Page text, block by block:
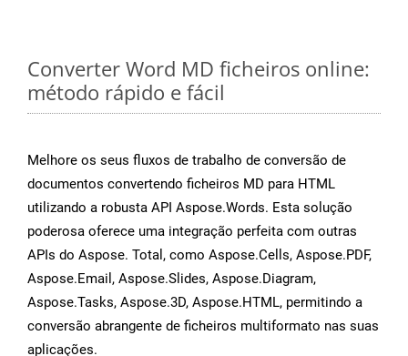
Converter Word MD ficheiros online:
método rápido e fácil
Melhore os seus fluxos de trabalho de conversão de
documentos convertendo ficheiros MD para HTML
utilizando a robusta API Aspose.Words. Esta solução
poderosa oferece uma integração perfeita com outras
APIs do Aspose. Total, como Aspose.Cells, Aspose.PDF,
Aspose.Email, Aspose.Slides, Aspose.Diagram,
Aspose.Tasks, Aspose.3D, Aspose.HTML, permitindo a
conversão abrangente de ficheiros multiformato nas suas
aplicações.